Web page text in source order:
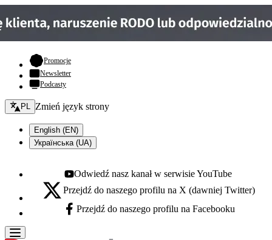
Promocje- otwiera się w nowej karcie
Newsletter
Podcasty
Zmień język - bieżący:
PL Zmień język strony
English (EN)
Українська (UA)
Youtube - otwiera się w nowej karcie
Odwiedź nasz kanał w serwisie YouTube
X - otwiera się w nowej karcie
Przejdź do naszego profilu na X (dawniej Twitter)
Facebook - otwiera się w nowej karcie
Przejdź do naszego profilu na Facebooku